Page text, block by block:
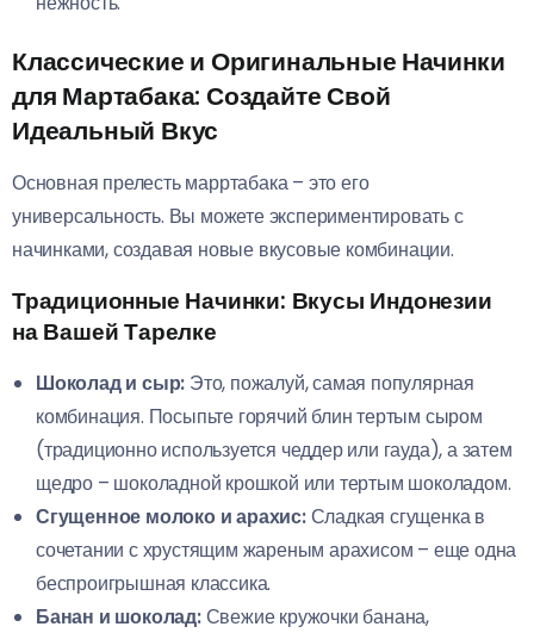
Классические и Оригинальные Начинки
для Мартабака: Создайте Свой
Идеальный Вкус
Основная прелесть марртабака – это его
универсальность. Вы можете экспериментировать с
начинками, создавая новые вкусовые комбинации.
Традиционные Начинки: Вкусы Индонезии
на Вашей Тарелке
Шоколад и сыр: Это, пожалуй, самая популярная
комбинация. Посыпьте горячий блин тертым сыром
(традиционно используется чеддер или гауда), а затем
щедро – шоколадной крошкой или тертым шоколадом.
Сгущенное молоко и арахис:Сладкая сгущенка в
сочетании с хрустящим жареным арахисом – еще одна
беспроигрышная классика.
Банан и шоколад:Свежие кружочки банана,